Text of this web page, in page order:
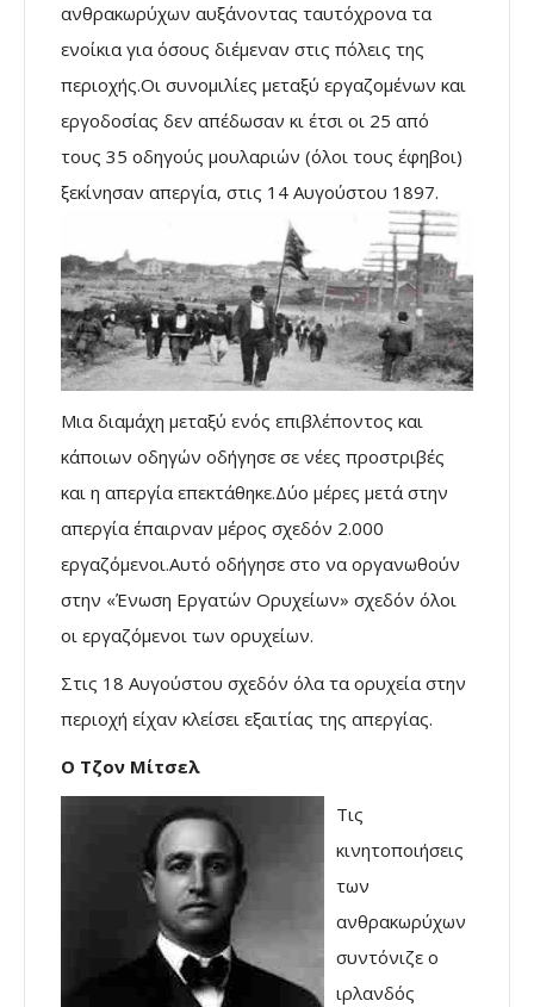
ανθρακωρύχων αυξάνοντας ταυτόχρονα τα
ενοίκια για όσους διέμεναν στις πόλεις της
περιοχής.Οι συνομιλίες μεταξύ εργαζομένων και
εργοδοσίας δεν απέδωσαν κι έτσι οι 25 από
τους 35 οδηγούς μουλαριών (όλοι τους έφηβοι)
ξεκίνησαν απεργία, στις 14 Αυγούστου 1897.
Μια διαμάχη μεταξύ ενός επιβλέποντος και
κάποιων οδηγών οδήγησε σε νέες προστριβές
και η απεργία επεκτάθηκε.Δύο μέρες μετά στην
απεργία έπαιρναν μέρος σχεδόν 2.000
εργαζόμενοι.Αυτό οδήγησε στο να οργανωθούν
στην «Ένωση Εργατών Ορυχείων» σχεδόν όλοι
οι εργαζόμενοι των ορυχείων.
Στις 18 Αυγούστου σχεδόν όλα τα ορυχεία στην
περιοχή είχαν κλείσει εξαιτίας της απεργίας.
Ο Τζον Μίτσελ
Τις
κινητοποιήσεις
των
ανθρακωρύχων
συντόνιζε ο
ιρλανδός